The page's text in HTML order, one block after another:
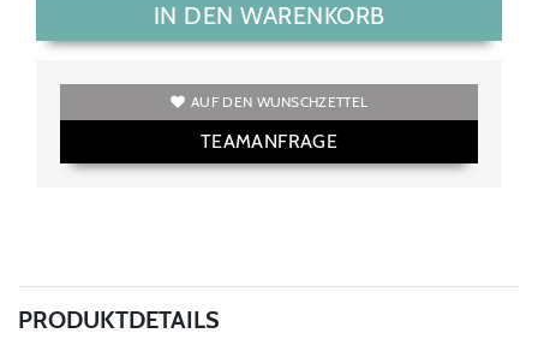
IN DEN WARENKORB
AUF DEN WUNSCHZETTEL
TEAMANFRAGE
PRODUKTDETAILS